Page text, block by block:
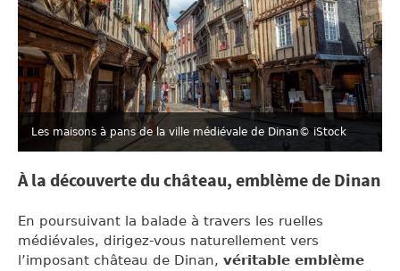
Les maisons à pans de la ville médiévale de Dinan© iStock
À la découverte du château, emblème de Dinan
En poursuivant la balade à travers les ruelles
médiévales, dirigez-vous naturellement vers
l’imposant château de Dinan, véritable emblème